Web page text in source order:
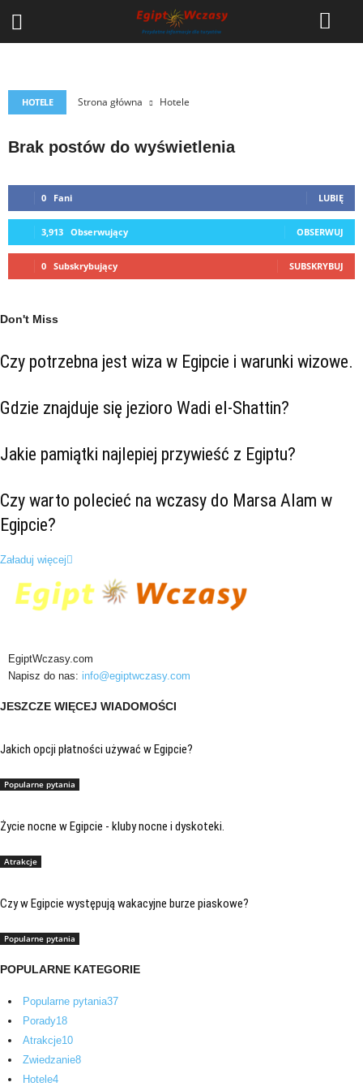
PORADY
RELIGIA SHARM EL-SHEIKH
HOTELE Strona główna Hotele
Brak postów do wyświetlenia
0 Fani LUBIĘ
3,913 Obserwujący OBSERWUJ
0 Subskrybujący SUBSKRYBUJ
Don't Miss
Czy potrzebna jest wiza w Egipcie i warunki wizowe.
Gdzie znajduje się jezioro Wadi el-Shattin?
Jakie pamiątki najlepiej przywieść z Egiptu?
Czy warto polecieć na wczasy do Marsa Alam w
Egipcie?
Załaduj więcej
EgiptWczasy.com
Napisz do nas: info@egiptwczasy.com
JESZCZE WIĘCEJ WIADOMOŚCI
Jakich opcji płatności używać w Egipcie?
Popularne pytania
Życie nocne w Egipcie - kluby nocne i dyskoteki.
Atrakcje
Czy w Egipcie występują wakacyjne burze piaskowe?
Popularne pytania
POPULARNE KATEGORIE
Popularne pytania37
Porady18
Atrakcje10
Zwiedzanie8
Hotele4